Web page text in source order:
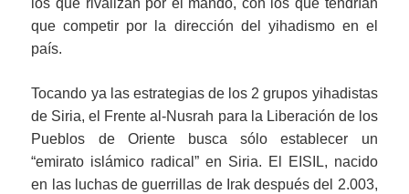
los que rivalizan por el mando, con los que tendrían
que competir por la dirección del yihadismo en el
país.
Tocando ya las estrategias de los 2 grupos yihadistas
de Siria, el Frente al-Nusrah para la Liberación de los
Pueblos de Oriente busca sólo establecer un
“emirato islámico radical” en Siria. El EISIL, nacido
en las luchas de guerrillas de Irak después del 2.003,